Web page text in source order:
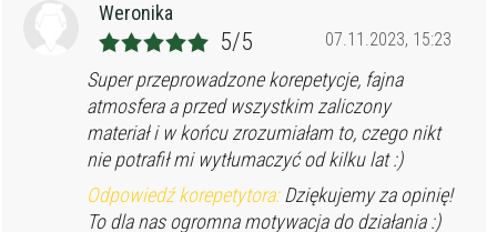
Weronika
07.11.2023, 15:23
5/5
Super przeprowadzone korepetycje, fajna
atmosfera a przed wszystkim zaliczony
materiał i w końcu zrozumiałam to, czego nikt
nie potrafił mi wytłumaczyć od kilku lat :)
Odpowiedź korepetytora:Dziękujemy za opinię!
To dla nas ogromna motywacja do działania :)